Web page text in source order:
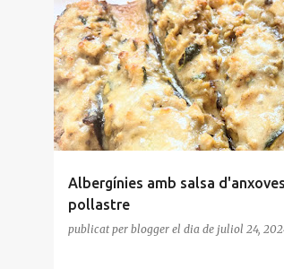
Albergínies amb salsa
pollastre
publicat per blogger el dia de juliol 24,
ALBERGÍNIA AUS FORN SALSA